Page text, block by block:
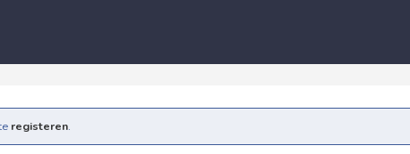
registeren.